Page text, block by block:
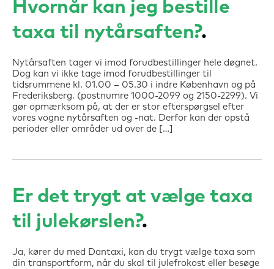
Hvornår kan jeg bestille
taxa til nytårsaften?
Nytårsaften tager vi imod forudbestillinger hele døgnet.
Dog kan vi ikke tage imod forudbestillinger til
tidsrummene kl. 01.00 – 05.30 i indre København og på
Frederiksberg. (postnumre 1000-2099 og 2150-2299). Vi
gør opmærksom på, at der er stor efterspørgsel efter
vores vogne nytårsaften og -nat. Derfor kan der opstå
perioder eller områder ud over de […]
Er det trygt at vælge taxa
til julekørslen?
Ja, kører du med Dantaxi, kan du trygt vælge taxa som
din transportform, når du skal til julefrokost eller besøge